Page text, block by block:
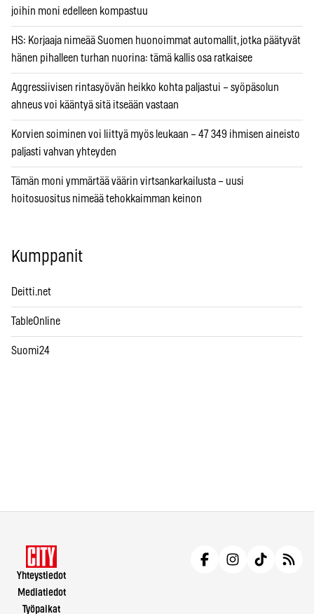
joihin moni edelleen kompastuu
HS: Korjaaja nimeää Suomen huonoimmat automallit, jotka päätyvät
hänen pihalleen turhan nuorina: tämä kallis osa ratkaisee
Aggressiivisen rintasyövän heikko kohta paljastui – syöpäsolun
ahneus voi kääntyä sitä itseään vastaan
Korvien soiminen voi liittyä myös leukaan – 47 349 ihmisen aineisto
paljasti vahvan yhteyden
Tämän moni ymmärtää väärin virtsankarkailusta – uusi
hoitosuositus nimeää tehokkaimman keinon
Kumppanit
Deitti.net
TableOnline
Suomi24
Yhteystiedot
Mediatiedot
Työpaikat